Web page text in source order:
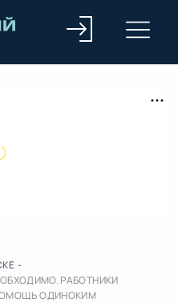
-
РАБОТНИКИ
ОДИНОКИМ